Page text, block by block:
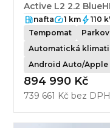
Active L2 2.2
nafta 1 km 110
Tempomat
Automatická
Android Auto/Apple
894 990 Kč
739 661 Kč bez DPH